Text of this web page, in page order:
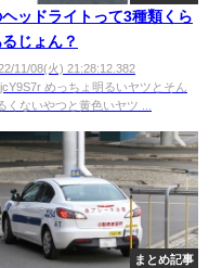
ッドライトって3種類くら
じょん？
11/08(火) 21:28:12.382
めっちょ明るいヤツとそん
くないやつと黄色いヤツ ...
まとめ記事